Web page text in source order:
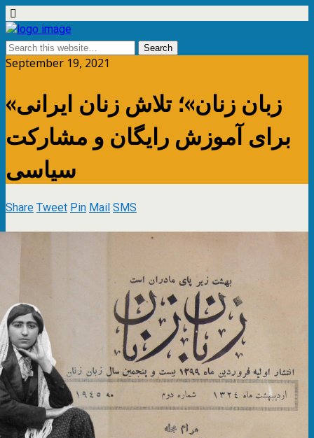
September 19, 2021
«زبان زنان»؛ تلاش زنان ایرانی
برای آموزش رایگان و مشارکت
سیاسی
ShareTweetPinMailSMS